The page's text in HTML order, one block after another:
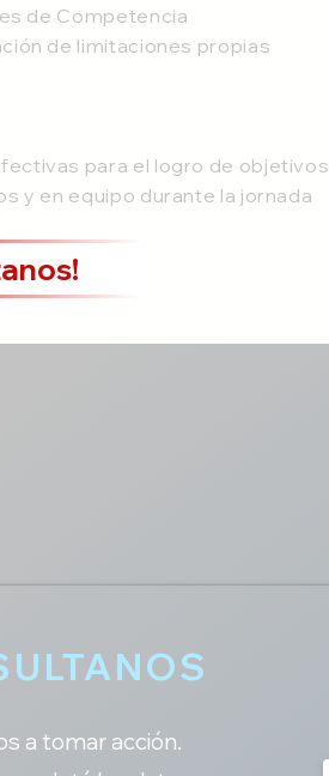
de Competencia
de limitaciones propias
para el logro de objetivos
y en equipo durante la jornada
a tomar acción.